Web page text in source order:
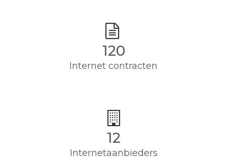
120
Internet contracten
12
Internetaanbieders